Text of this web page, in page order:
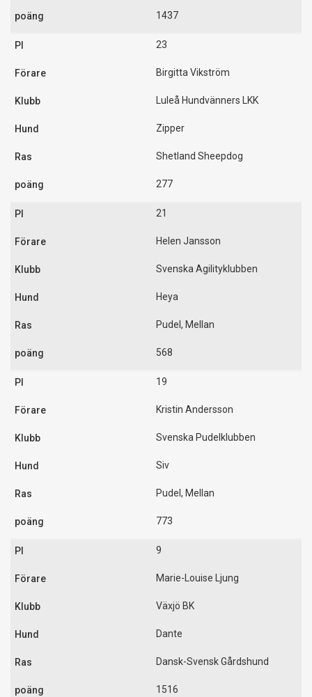
1437
23
Birgitta Vikström
Luleå Hundvänners LKK
Zipper
Shetland Sheepdog
277
21
Helen Jansson
Svenska Agilityklubben
Heya
Pudel, Mellan
568
19
Kristin Andersson
Svenska Pudelklubben
Siv
Pudel, Mellan
773
9
Marie-Louise Ljung
Växjö BK
Dante
Dansk-Svensk Gårdshund
1516